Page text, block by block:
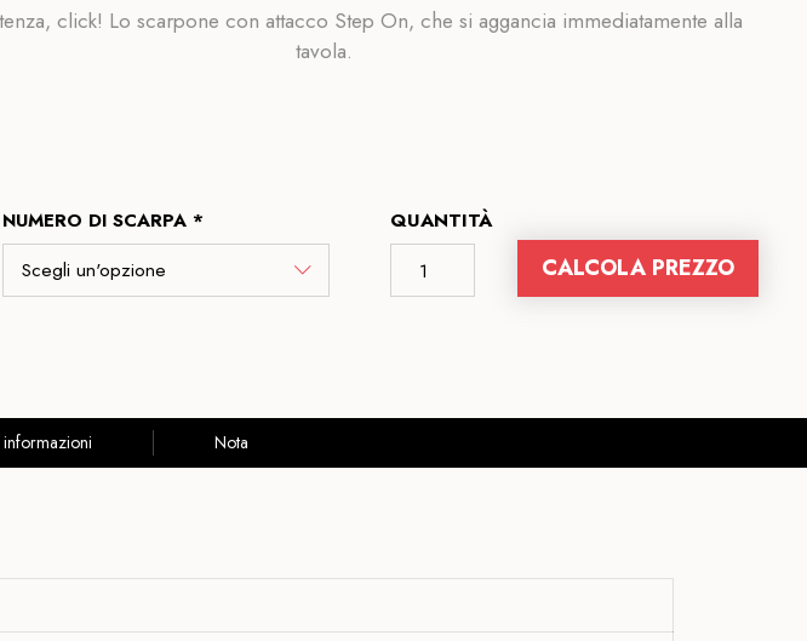
click! Lo scarpone con attacco Step On, che si aggancia immediatamente alla
tavola.
NUMERO DI SCARPA * QUANTITÀ
CALCOLA PREZZO
Nota